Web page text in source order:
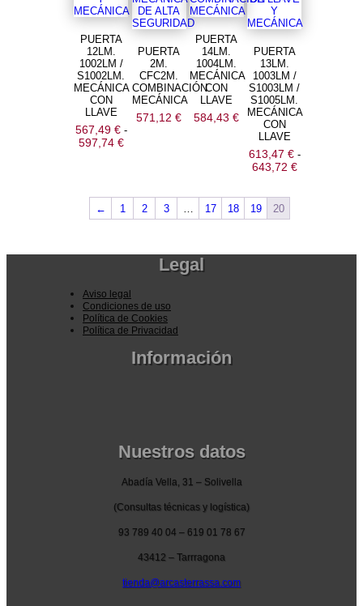
PUERTA
12LM.
1002LM /
S1002LM.
MECÁNICA
CON
LLAVE
567,49 € -
597,74 €Rango
hasta
597,74 €
PUERTA
2M.
CFC2M.
COMBINACIÓN
MECÁNICA
571,12€
PUERTA
14LM.
1004LM.
MECÁNICA
CON
LLAVE
584,43€
PUERTA
13LM.
1003LM /
S1003LM /
S1005LM.
MECÁNICA
CON
LLAVE
613,47 € -
643,72 €Rango
← 1 2 3 17 18 19 20
Legal
Aviso legal
Condiciones de uso
Política de Cookies
Política de Privacidad
Información
Nuestros datos
Abadía Vella, 31 – Solivella
(Consultas técnicas y logística)
93 789 40 04 – 619 01 78 67
43412 – Tarrragona
tienda@arcasterrassa.com